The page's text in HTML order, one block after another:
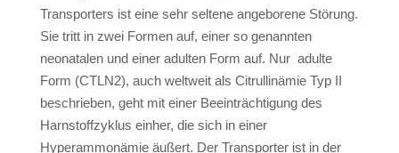
Transporters ist eine sehr seltene angeborene Störung.
Sie tritt in zwei Formen auf, einer so genannten
neonatalen und einer adulten Form auf. Nur adulte
Form (CTLN2), auch weltweit als Citrullinämie Typ II
beschrieben, geht mit einer Beeinträchtigung des
Harnstoffzyklus einher, die sich in einer
Hyperammonämie äußert. Der Transporter ist in der